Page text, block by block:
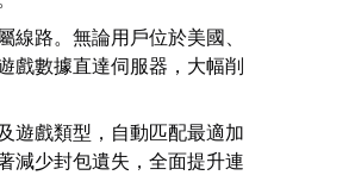
線路。無論用戶位於美國、
戲數據直達伺服器，大幅削
遊戲類型，自動匹配最適加
減少封包遺失，全面提升連